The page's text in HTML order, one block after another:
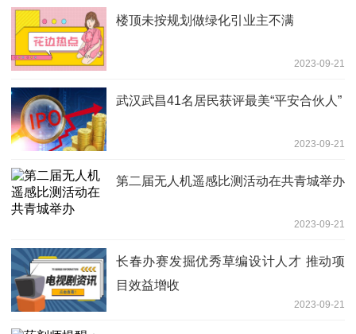
楼顶未按规划做绿化引业主不满
2023-09-21
武汉武昌41名居民获评最美“平安合伙人”
2023-09-21
第二届无人机遥感比测活动在共青城举办
2023-09-21
长春办赛发掘优秀草编设计人才 推动项
目效益增收
2023-09-21